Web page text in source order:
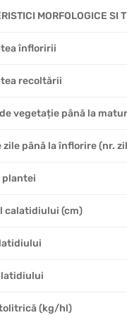
MORFOLOGICE SI
înfloririi
recoltării
vegetație până la
zile până la înflorire (nr.
plantei
calatidiului (cm)
(kg/hl)